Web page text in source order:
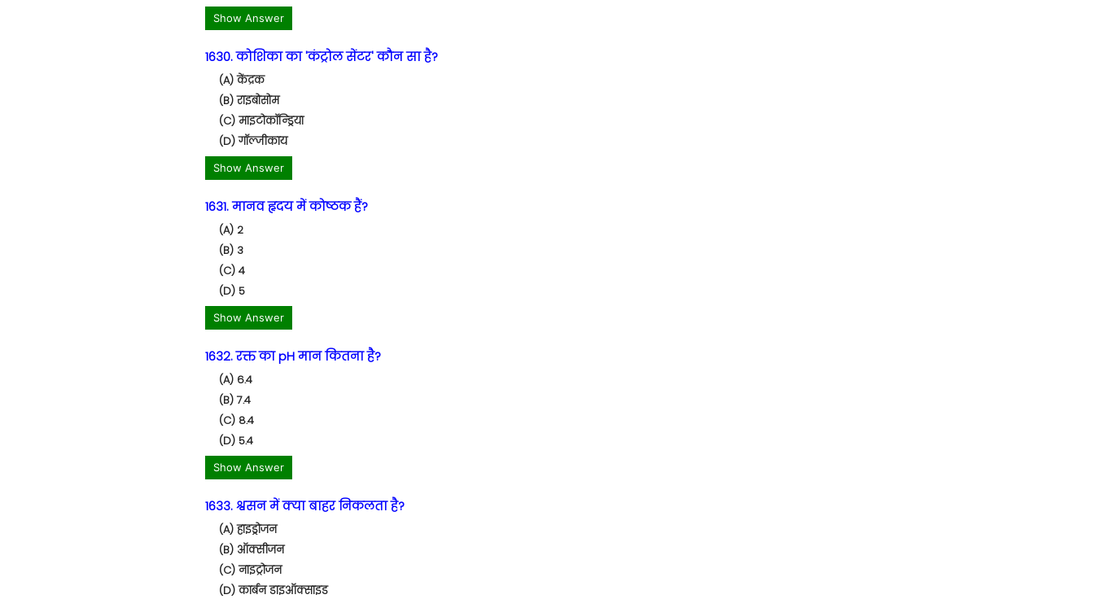
Show Answer
1630. कोशिका का 'कंट्रोल सेंटर' कौन सा है?
(A) केंद्रक
(B) राइबोसोम
(C) माइटोकॉन्ड्रिया
(D) गॉल्जीकाय
Show Answer
1631. मानव हृदय में कोष्ठक हैं?
(A) 2
(B) 3
(C) 4
(D) 5
Show Answer
1632. रक्त का pH मान कितना है?
(A) 6.4
(B) 7.4
(C) 8.4
(D) 5.4
Show Answer
1633. श्वसन में क्या बाहर निकलता है?
(A) हाइड्रोजन
(B) ऑक्सीजन
(C) नाइट्रोजन
(D) कार्बन डाइऑक्साइड